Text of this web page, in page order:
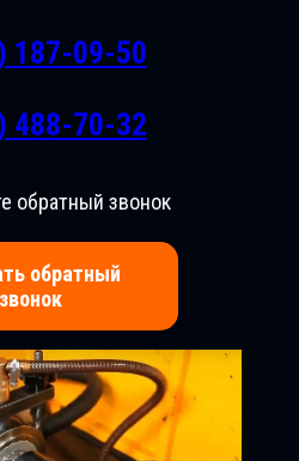
187-09-50
488-70-32
обратный звонок
обратный
звонок